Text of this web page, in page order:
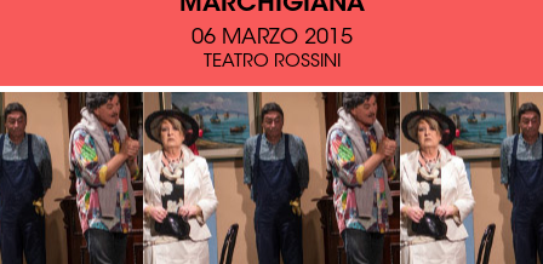
MARCHIGIANA
06 MARZO 2015
TEATRO ROSSINI